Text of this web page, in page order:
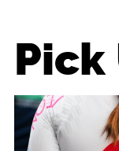
Pick